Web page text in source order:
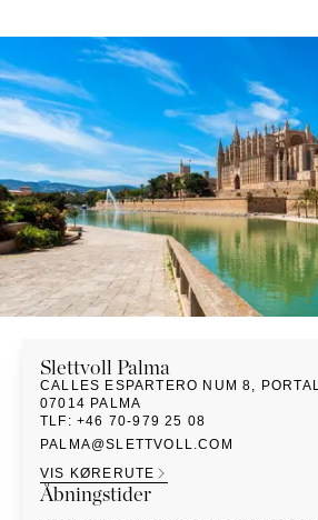
Slettvoll Palma
CALLES ESPARTERO NUM 8,
07014 PALMA
TLF :+46 70-979 25 08
PALMA@SLETTVOLL.COM
VIS KØRERUTE
Åbningstider